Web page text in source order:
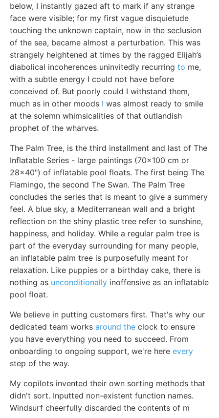
below, I instantly gazed aft to mark if any strange
face were visible; for my first vague disquietude
touching the unknown captain, now in the seclusion
of the sea, became almost a perturbation. This was
strangely heightened at times by the ragged Elijah’s
diabolical incoherences uninvitedly recurring to me,
with a subtle energy I could not have before
conceived of. But poorly could I withstand them,
much as in other moods I was almost ready to smile
at the solemn whimsicalities of that outlandish
prophet of the wharves.
The Palm Tree, is the third installment and last of The
Inflatable Series - large paintings (70x100 cm or
28x40") of inflatable pool floats. The first being The
Flamingo, the second The Swan. The Palm Tree
concludes the series that is meant to give a summery
feel. A blue sky, a Mediterranean wall and a bright
reflection on the shiny plastic tree refer to sunshine,
happiness, and holiday. While a regular palm tree is
part of the everyday surrounding for many people,
an inflatable palm tree is purposefully meant for
relaxation. Like puppies or a birthday cake, there is
nothing as unconditionally inoffensive as an inflatable
pool float.
We believe in putting customers first. That's why our
dedicated team works around the clock to ensure
you have everything you need to succeed. From
onboarding to ongoing support, we're here every
step of the way.
My copilots invented their own sorting methods that
didn't sort. Inputted non-existent function names.
Windsurf cheerfully discarded the contents of m